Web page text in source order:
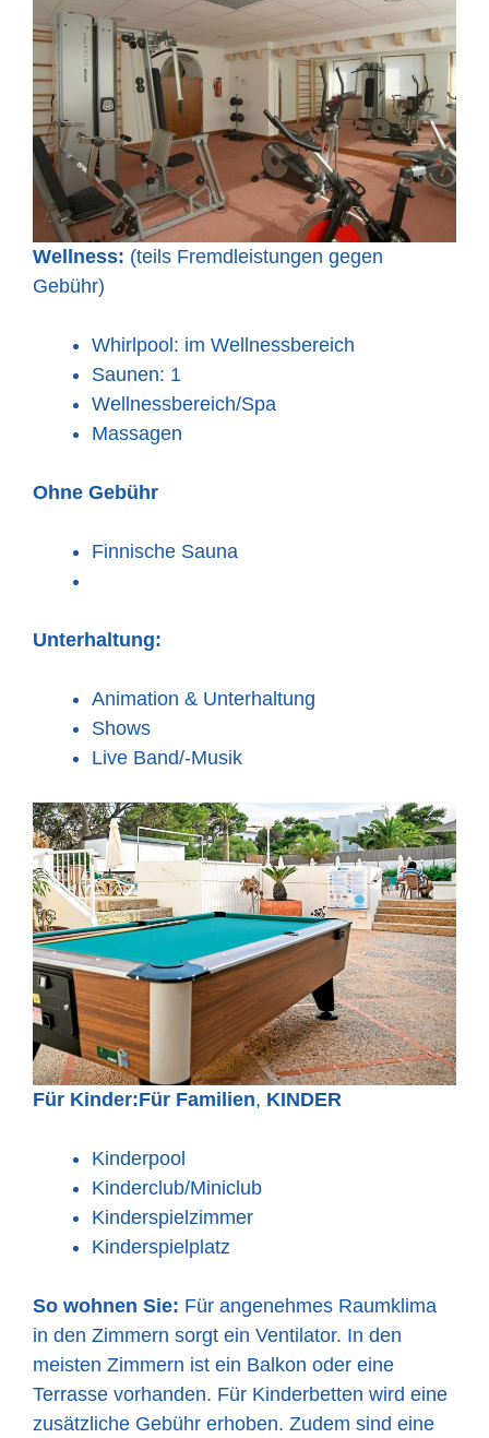
Wellness: (teils Fremdleistungen gegen
Gebühr)
Whirlpool: im Wellnessbereich
Saunen: 1
Wellnessbereich/Spa
Massagen
Ohne Gebühr
Finnische Sauna
Unterhaltung:
Animation & Unterhaltung
Shows
Live Band/-Musik
Für Kinder:Für Familien, KINDER
Kinderpool
Kinderclub/Miniclub
Kinderspielzimmer
Kinderspielplatz
So wohnen Sie: Für angenehmes Raumklima
in den Zimmern sorgt ein Ventilator. In den
meisten Zimmern ist ein Balkon oder eine
Terrasse vorhanden. Für Kinderbetten wird eine
zusätzliche Gebühr erhoben. Zudem sind eine